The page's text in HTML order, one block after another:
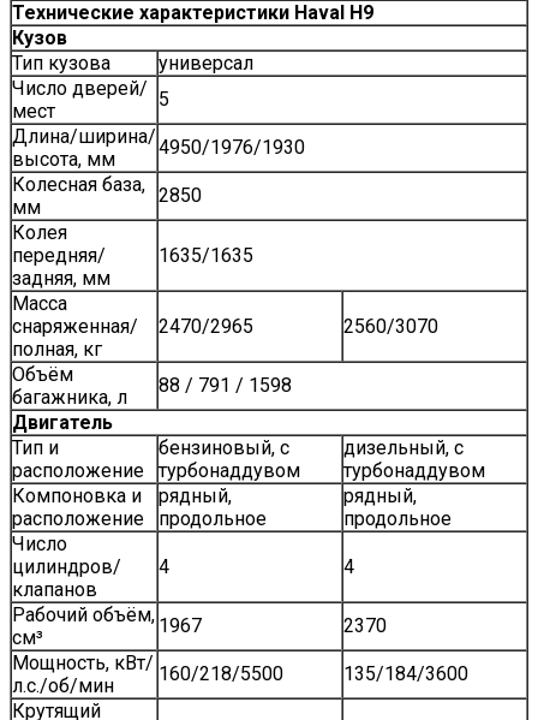
Технические характеристики Haval H9
Кузов
Тип кузова
универсал
Число дверей/
мест
5
Длина/ширина/
высота, мм
4950/1976/1930
Колесная база,
мм
2850
Колея
передняя/
задняя, мм
1635/1635
Масса
снаряженная/
полная, кг
2470/2965 2560/3070
Объём
багажника, л
88 / 791 / 1598
Двигатель
Тип и
расположение
бензиновый, с
турбонаддувом
дизельный, с
турбонаддувом
Компоновка и
расположение
рядный,
продольное
рядный,
продольное
Число
цилиндров/
клапанов
4 4
Рабочий объём,
см³
1967
2370
Мощность, кВт/
л.с./об/мин
160/218/5500
135/184/3600
Крутящий